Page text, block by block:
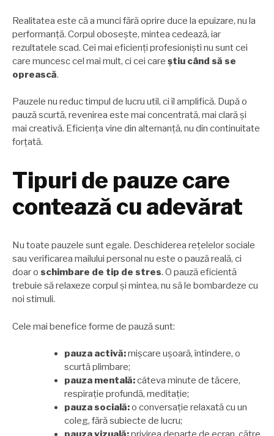
Realitatea este că a munci fără oprire duce la epuizare, nu la
performanță. Corpul obosește, mintea cedează, iar
rezultatele scad. Cei mai eficienți profesioniști nu sunt cei
care muncesc cel mai mult, ci cei care știu când să se
oprească.
Pauzele nu reduc timpul de lucru util, ci îl amplifică. După o
pauză scurtă, revenirea este mai concentrată, mai clară și
mai creativă. Eficiența vine din alternanță, nu din continuitate
forțată.
Tipuri de pauze care
contează cu adevărat
Nu toate pauzele sunt egale. Deschiderea rețelelor sociale
sau verificarea mailului personal nu este o pauză reală, ci
doar o schimbare de tip de stres. O pauză eficientă
trebuie să relaxeze corpul și mintea, nu să le bombardeze cu
noi stimuli.
Cele mai benefice forme de pauză sunt:
pauza activă:mișcare ușoară, întindere, o
scurtă plimbare;
pauza mentală:câteva minute de tăcere,
respirație profundă, meditație;
pauza socială:o conversație relaxată cu un
coleg, fără subiecte de lucru;